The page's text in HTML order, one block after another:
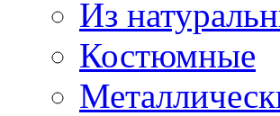
Из
Костюмные